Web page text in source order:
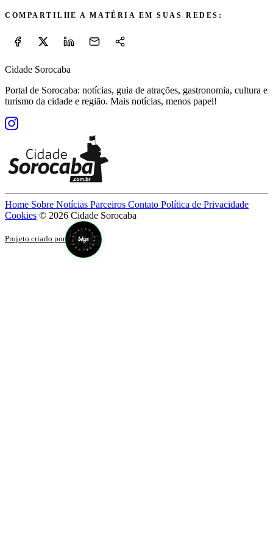
COMPARTILHE A MATÉRIA EM SUAS REDES:
Cidade Sorocaba
Portal de Sorocaba: notícias, guia de atrações, gastronomia, cultura e
turismo da cidade e região. Mais notícias, menos papel!
Home Sobre Notícias Parceiros Contato Política de Privacidade
Cookies © 2026 Cidade Sorocaba
Projeto criado por